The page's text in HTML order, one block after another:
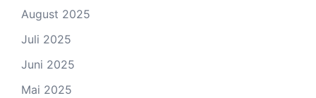
August 2025
Juli 2025
Juni 2025
Mai 2025